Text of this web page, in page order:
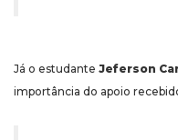
Já o estudante Jeferson
importância do apoio